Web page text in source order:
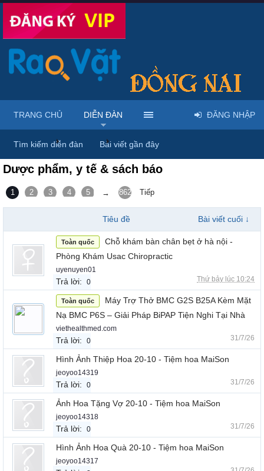
Trang chủ Diễn đàn Nhà đất - Nội ngoại thất - Phương tiện
Dược phẩm, y tế & sách báo
1 2 3 4 5 6
→ 862 Tiếp
Tiêu đề Bài viết cuối ↓
Toàn quốc
Chỗ khám bàn chân bẹt ở hà nội -
Phòng Khám Usac Chiropractic
uyenuyen01
Trả lời: 0 Thứ bảy lúc 10:24
Toàn quốc
Máy Trợ Thở BMC G2S B25A Kèm Mặt
Nạ BMC P6S – Giải Pháp BiPAP Tiện Nghi Tại Nhà
viethealthmed.com
Trả lời: 0 31/7/26
Hình Ảnh Thiệp Hoa 20-10 - Tiệm hoa MaiSon
jeoyoo14319
Trả lời: 0 31/7/26
Ảnh Hoa Tặng Vợ 20-10 - Tiệm hoa MaiSon
jeoyoo14318
Trả lời: 0 31/7/26
Hình Ảnh Hoa Quà 20-10 - Tiệm hoa MaiSon
jeoyoo14317
TRANG CHỦ DIỄN ĐÀN
Tìm kiếm diễn đàn Bài viết gần đây
ĐĂNG NHẬP